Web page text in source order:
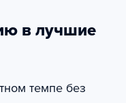
в лучшие
темпе без